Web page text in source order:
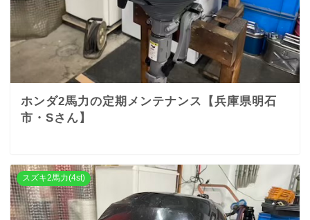
ホンダ2馬力の定期メンテナンス【兵庫県明石
市・Sさん】
スズキ2馬力(4st)